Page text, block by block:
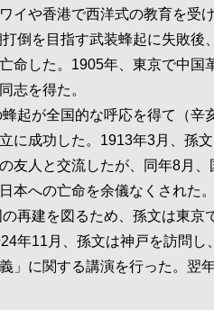
イや香港で西洋式の教育を受け
倒を目指す武装蜂起に失敗後
命した。1905年、東京で中国
志を得た。
起が全国的な呼応を得て（辛
に成功した。1913年3月、孫
友人と交流したが、同年8月、
本への亡命を余儀なくされた。
再建を図るため、孫文は東京
年11月、孫文は神戸を訪問し
」に関する講演を行った。翌